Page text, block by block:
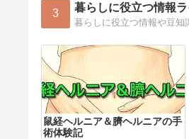
3 暮らしに役立つ情報
暮らしに役立つ情報や豆知
鼠経ヘルニア＆臍ヘルニアの手
術体験記